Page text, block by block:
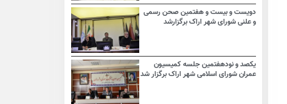
دویست و بیست و هفتمین صحن رسمی
و علنی شورای شهر اراک برگزارشد
یکصد و نودهفتمین جلسه کمیسیون
عمران شورای اسلامی شهر اراک برگزار شد